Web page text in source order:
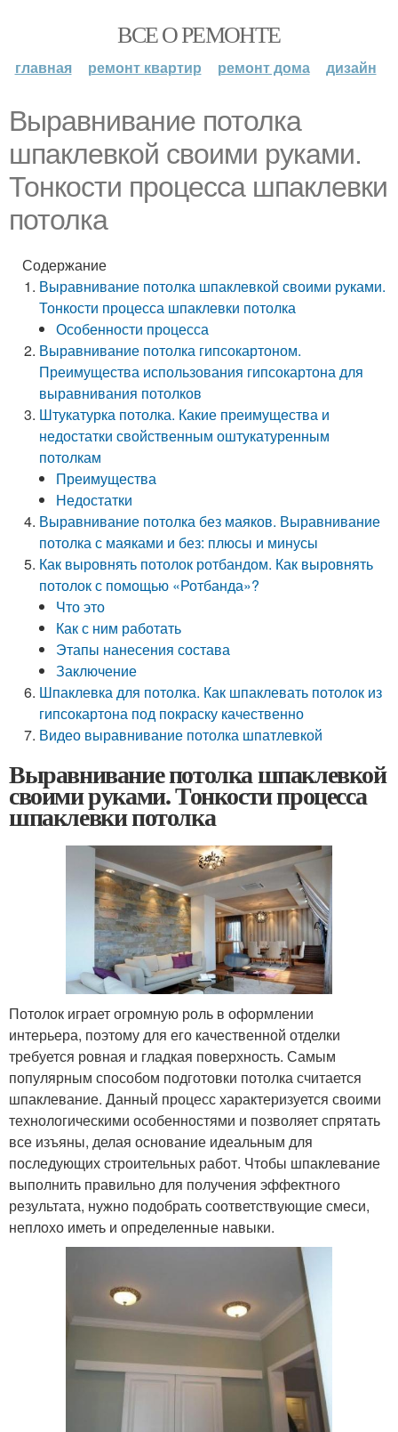
ВСЕ О РЕМОНТЕ
главная ремонт квартир ремонт дома дизайн
Выравнивание потолка
шпаклевкой своими руками.
Тонкости процесса шпаклевки
потолка
Содержание
Выравнивание потолка шпаклевкой своими руками.
Тонкости процесса шпаклевки потолка
Особенности процесса
Выравнивание потолка гипсокартоном.
Преимущества использования гипсокартона для
выравнивания потолков
Штукатурка потолка. Какие преимущества и
недостатки свойственным оштукатуренным
потолкам
Преимущества
Недостатки
Выравнивание потолка без маяков. Выравнивание
потолка с маяками и без: плюсы и минусы
Как выровнять потолок ротбандом. Как выровнять
потолок с помощью «Ротбанда»?
Что это
Как с ним работать
Этапы нанесения состава
Заключение
Шпаклевка для потолка. Как шпаклевать потолок из
гипсокартона под покраску качественно
Видео выравнивание потолка шпатлевкой
Выравнивание потолка шпаклевкой
своими руками. Тонкости процесса
шпаклевки потолка
Потолок играет огромную роль в оформлении
интерьера, поэтому для его качественной отделки
требуется ровная и гладкая поверхность. Самым
популярным способом подготовки потолка считается
шпаклевание. Данный процесс характеризуется своими
технологическими особенностями и позволяет спрятать
все изъяны, делая основание идеальным для
последующих строительных работ. Чтобы шпаклевание
выполнить правильно для получения эффектного
результата, нужно подобрать соответствующие смеси,
неплохо иметь и определенные навыки.